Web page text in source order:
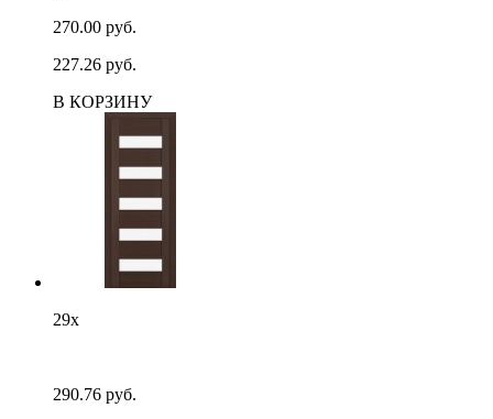
270.00 руб.
227.26 руб.
В КОРЗИНУ
29х
290.76 руб.